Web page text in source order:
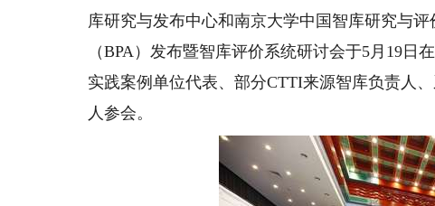
库研究与发布中心和南京大学中国智库研究与
（BPA）发布暨智库评价系统研讨会于5月19
实践案例单位代表、部分CTTI来源智库负责人
人参会。